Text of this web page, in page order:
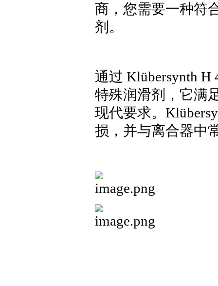
商，您需要一种符
剂。
通过 Klübersynth
特殊润滑剂，它满
现代要求。
损，并与离合器中